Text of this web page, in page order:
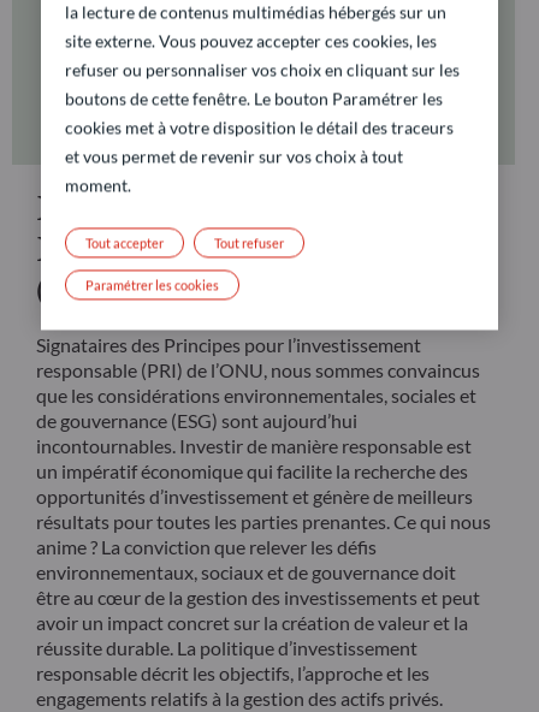
Politique d’Investissement
Responsable Private Assets
(Juillet 2026)
Signataires des Principes pour l’investissement
responsable (PRI) de l’ONU, nous sommes convaincus
que les considérations environnementales, sociales et
de gouvernance (ESG) sont aujourd’hui
incontournables. Investir de manière responsable est
un impératif économique qui facilite la recherche des
opportunités d’investissement et génère de meilleurs
résultats pour toutes les parties prenantes. Ce qui nous
anime ? La conviction que relever les défis
environnementaux, sociaux et de gouvernance doit
être au cœur de la gestion des investissements et peut
avoir un impact concret sur la création de valeur et la
réussite durable. La politique d’investissement
responsable décrit les objectifs, l’approche et les
engagements relatifs à la gestion des actifs privés.
la lecture de contenus multimédias hébergés sur un
site externe. Vous pouvez accepter ces cookies, les
refuser ou personnaliser vos choix en cliquant sur les
boutons de cette fenêtre. Le bouton Paramétrer les
cookies met à votre disposition le détail des traceurs
et vous permet de revenir sur vos choix à tout
moment.
Tout refuser
Tout accepter
Paramétrer les cookies